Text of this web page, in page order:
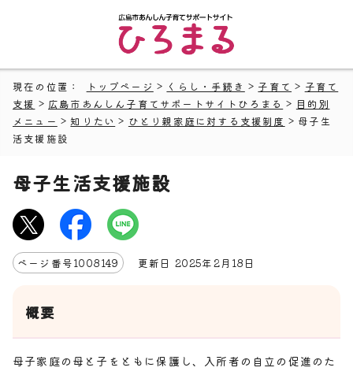
現在の位置： トップページ > くらし・手続き > 子育て > 子育て
支援 > 広島市あんしん子育てサポートサイトひろまる > 目的別
メニュー >知りたい > ひとり親家庭に対する支援制度 > 母子生
活支援施設
母子生活支援施設
ページ番号1008149 更新日 2025年2月 18 日
概要
母子家庭の母と子をともに保護し、入所者の自立の促進のた